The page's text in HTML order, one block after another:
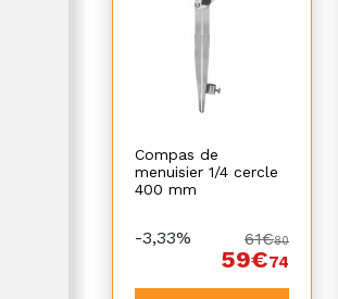
Compas de
menuisier 1/4 cercle
400 mm
-3,33% 61€80
59€74